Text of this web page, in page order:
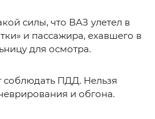
силы, что ВАЗ улетел в
и пассажира, ехавшего в
для осмотра.
ПДД. Нельзя
и обгона.